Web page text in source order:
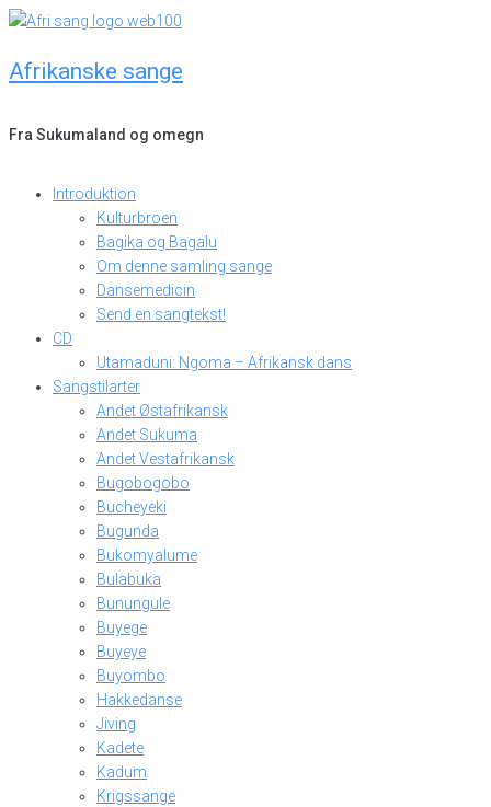
Skip
content
Afrikanske sange
Fra Sukumaland og omegn
Introduktion
Kulturbroen
Bagika og Bagalu
Om denne samling sange
Dansemedicin
Send en sangtekst!
CD
Utamaduni: Ngoma – Afrikansk dans
Sangstilarter
Andet Østafrikansk
Andet Sukuma
Andet Vestafrikansk
Bugobogobo
Bucheyeki
Bugunda
Bukomyalume
Bulabuka
Bunungule
Buyege
Buyeye
Buyombo
Hakkedanse
Jiving
Kadete
Kadum
Krigssange